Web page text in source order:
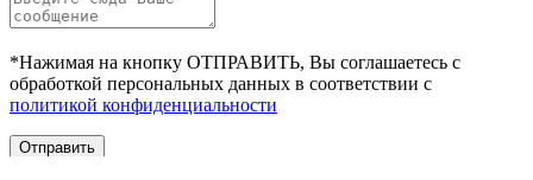
*Нажимая на кнопку ОТПРАВИТЬ, Вы соглашаетесь с
обработкой персональных данных в соответствии с
политикой конфиденциальности
Отправить